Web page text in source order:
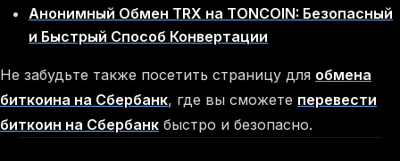
Анонимный Обмен TRX на TONCOIN: Безопасный
и Быстрый Способ Конвертации
Не забудьте также посетить страницу для обмена
биткоина на Сбербанк, где вы сможете перевести
биткоин на Сбербанк быстро и безопасно.